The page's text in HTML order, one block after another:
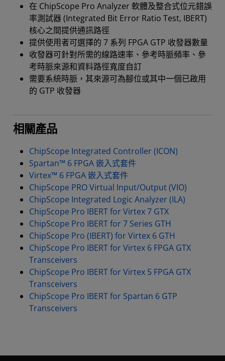
在 ChipScope Pro Analyzer 軟體及整合式位元錯誤
率測試器 (Integrated Bit Error Ratio Test, IBERT)
核心之間提供通訊路徑
提供使用者可選擇的 7 系列 FPGA GTP 收發器數量
收發器可針對所需的線路速率、參考時脈頻率、參
考時脈來源和資料路徑寬度自訂
需要系統時脈，其來源可為腳位或其中一個已啟用
的 GTP 收發器
相關產品
ChipScope Integrated Controller (ICON)
Spartan™ 6 FPGA 嵌入式套件
Virtex™ 6 FPGA 嵌入式套件
ChipScope PRO Virtual Input/Output (VIO)
ChipScope Integrated Logic Analyzer (ILA)
ChipScope Pro IBERT for Virtex 7 GTX
ChipScope Pro IBERT for 7 Series GTH
ChipScope Pro (IBERT) for Virtex 6 GTH
ChipScope Pro IBERT for Virtex 6 FPGA GTX
Transceivers
ChipScope Pro IBERT for Virtex 5 FPGA GTX
Transceivers
ChipScope Pro IBERT for Spartan 6 GTP
Transceivers